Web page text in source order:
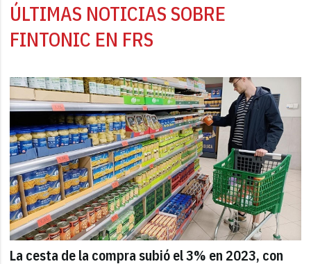
ÚLTIMAS NOTICIAS SOBRE
FINTONIC EN FRS
La cesta de la compra subió el 3% en 2023, con